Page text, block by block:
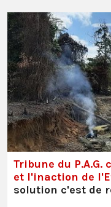
Tribune du
et l'inaction de
solution c'est de